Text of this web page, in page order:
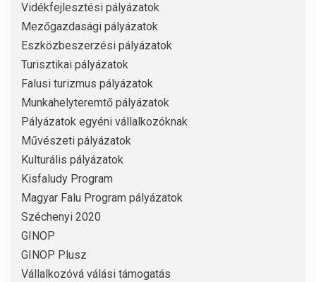
Vidékfejlesztési pályázatok
Mezőgazdasági pályázatok
Eszközbeszerzési pályázatok
Turisztikai pályázatok
Falusi turizmus pályázatok
Munkahelyteremtő pályázatok
Pályázatok egyéni vállalkozóknak
Művészeti pályázatok
Kulturális pályázatok
Kisfaludy Program
Magyar Falu Program pályázatok
Széchenyi 2020
GINOP
GINOP Plusz
Vállalkozóvá válási támogatás